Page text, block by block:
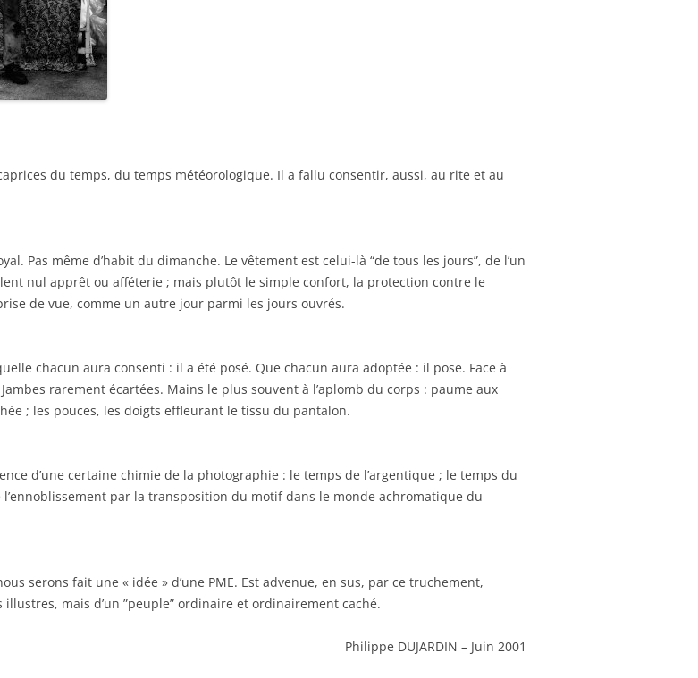
du temps, du temps météorologique. Il a fallu consentir, aussi, au rite et au
Pas même d’habit du dimanche. Le vêtement est celui-là “de tous les jours”, de l’un
nul apprêt ou afféterie ; mais plutôt le simple confort, la protection contre le
de vue, comme un autre jour parmi les jours ouvrés.
chacun aura consenti : il a été posé. Que chacun aura adoptée : il pose. Face à
rarement écartées. Mains le plus souvent à l’aplomb du corps : paume aux
; les pouces, les doigts effleurant le tissu du pantalon.
d’une certaine chimie de la photographie : le temps de l’argentique ; le temps du
par la transposition du motif dans le monde achromatique du
serons fait une « idée » d’une PME. Est advenue, en sus, par ce truchement,
illustres, mais d’un ”peuple” ordinaire et ordinairement caché.
Philippe DUJARDIN – Juin 2001